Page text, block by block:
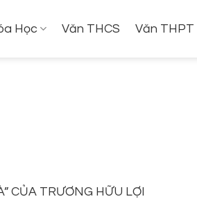
Học Văn THCS Văn THPT
CỦA TRƯƠNG HỮU LỢI